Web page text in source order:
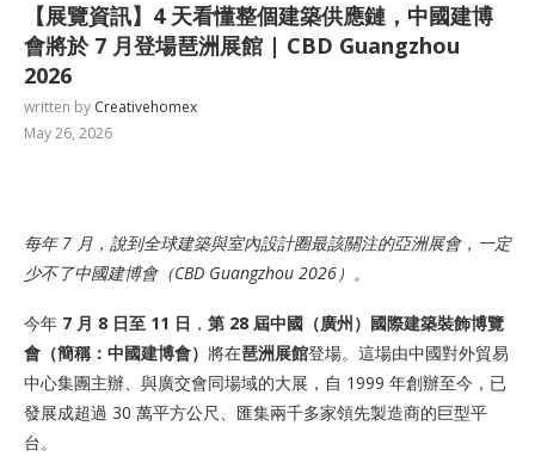
【展覽資訊】4 天看懂整個建築供應鏈，中國建博
會將於 7 月登場琶洲展館 | CBD Guangzhou
2026
written by Creativehomex
May 26, 2026
每年 7 月，說到全球建築與室內設計圈最該關注的亞洲展會，一定
少不了中國建博會（CBD Guangzhou 2026）。
今年 7 月 8 日至 11 日 ， 第 28 屆中國（廣州）國際建築裝飾博覽
會（簡稱：中國建博會） 將在琶洲展館登場。這場由中國對外貿易
中心集團主辦、與廣交會同場域的大展，自 1999 年創辦至今，已
發展成超過 30 萬平方公尺、匯集兩千多家領先製造商的巨型平
台。